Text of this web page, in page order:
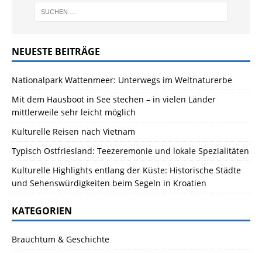
NEUESTE BEITRÄGE
Nationalpark Wattenmeer: Unterwegs im Weltnaturerbe
Mit dem Hausboot in See stechen – in vielen Länder
mittlerweile sehr leicht möglich
Kulturelle Reisen nach Vietnam
Typisch Ostfriesland: Teezeremonie und lokale Spezialitäten
Kulturelle Highlights entlang der Küste: Historische Städte
und Sehenswürdigkeiten beim Segeln in Kroatien
KATEGORIEN
Brauchtum & Geschichte